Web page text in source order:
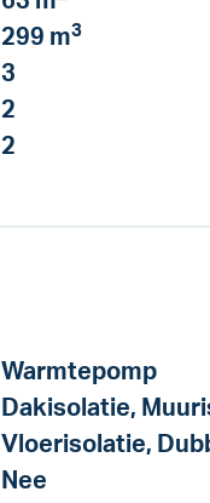
299 m3
3
2
2
Warmtepomp
Dakisolatie,
Vloerisolatie,
Nee